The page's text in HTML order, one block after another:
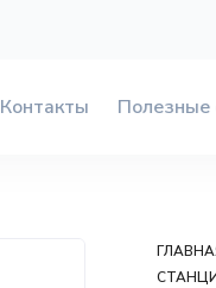
Контакты Полезные